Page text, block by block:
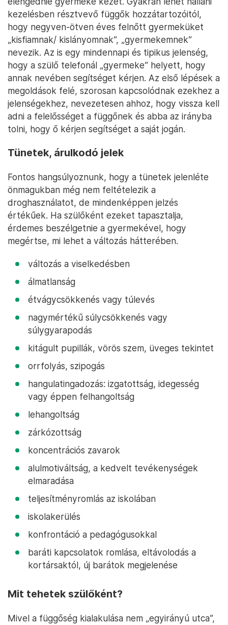
kezelésben résztvevő függők hozzátartozóitól,
hogy negyven-ötven éves felnőtt gyermeküket
„kisfiamnak/ kislányomnak”, „gyermekemnek”
nevezik. Az is egy mindennapi és tipikus jelenség,
hogy a szülő telefonál „gyermeke” helyett, hogy
annak nevében segítséget kérjen. Az első lépések a
megoldások felé, szorosan kapcsolódnak ezekhez a
jelenségekhez, nevezetesen ahhoz, hogy vissza kell
adni a felelősséget a függőnek és abba az irányba
tolni, hogy ő kérjen segítséget a saját jogán.
Tünetek, árulkodó jelek
Fontos hangsúlyoznunk, hogy a tünetek jelenléte
önmagukban még nem feltételezik a
droghasználatot, de mindenképpen jelzés
értékűek. Ha szülőként ezeket tapasztalja,
érdemes beszélgetnie a gyermekével, hogy
megértse, mi lehet a változás hátterében.
változás a viselkedésben
álmatlanság
étvágycsökkenés vagy túlevés
nagymértékű súlycsökkenés vagy
súlygyarapodás
kitágult pupillák, vörös szem, üveges tekintet
orrfolyás, szipogás
hangulatingadozás: izgatottság, idegesség
vagy éppen felhangoltság
lehangoltság
zárkózottság
koncentrációs zavarok
alulmotiváltság, a kedvelt tevékenységek
elmaradása
teljesítményromlás az iskolában
iskolakerülés
konfrontáció a pedagógusokkal
baráti kapcsolatok romlása, eltávolodás a
kortársaktól, új barátok megjelenése
Mit tehetek szülőként?
Mivel a függőség kialakulása nem „egyirányú utca”,